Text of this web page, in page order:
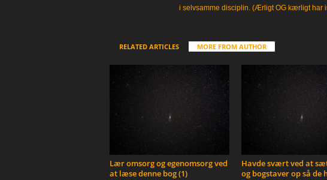
i selvsamme disciplin. (Ærligt OG kærligt har
RELATED ARTICLES MORE FROM AUTHOR
Lær omsorg og egenomsorg ved
at læse denne bog (1)
Havde svært ved at
og bogstaver op så de